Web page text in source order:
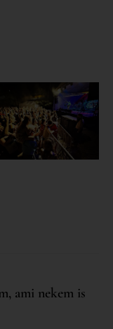
ami nekem is